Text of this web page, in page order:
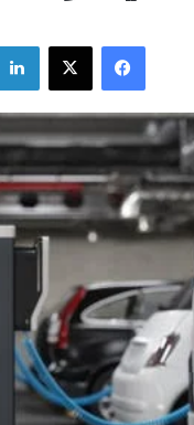
فيسبوك ‫X